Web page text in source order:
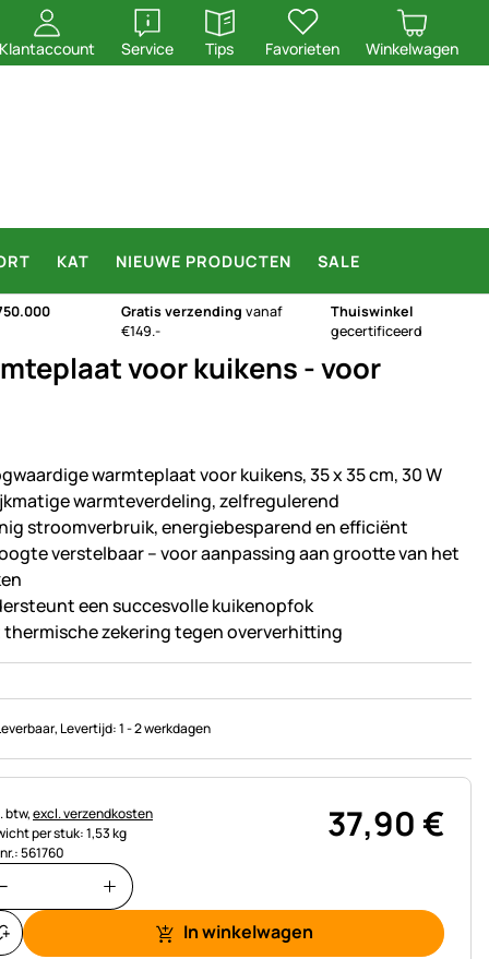
Klantaccount Service
openen
Tips
openen
Favorieten Winkelwagen
KAT NIEUWE PRODUCTEN SALE
Gratis verzending vanaf
€149.-
Thuiswinkel
gecertificeerd
voor kuikens - voor
warmteplaat voor kuikens, 35 x 35 cm, 30 W
warmteverdeling, zelfregulerend
stroomverbruik, energiebesparend en efficiënt
verstelbaar – voor aanpassing aan grootte van het
een succesvolle kuikenopfok
thermische zekering tegen oververhitting
, Levertijd:1 - 2 werkdagen
btw,excl. verzendkosten
per stuk: 1,53 kg
561760
37,90€
In winkelwagen